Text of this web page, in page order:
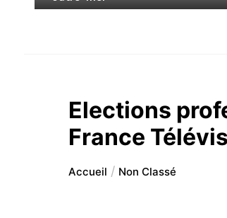
Elections
France
Accueil Non Classé